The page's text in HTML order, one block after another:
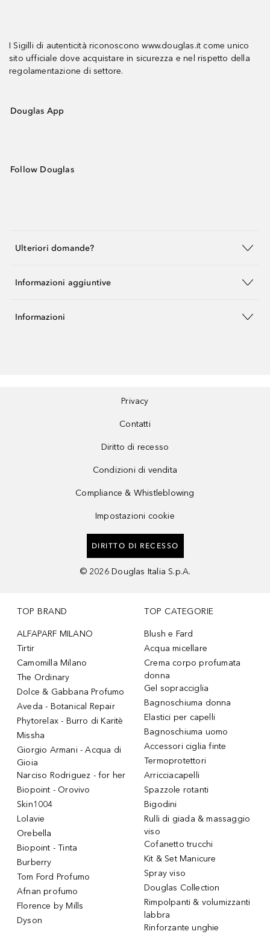
I Sigilli di autenticità riconoscono www.douglas.it come unico
sito ufficiale dove acquistare in sicurezza e nel rispetto della
regolamentazione di settore.
Douglas App
Follow Douglas
Ulteriori domande?
Informazioni aggiuntive
Informazioni
Privacy
Contatti
Diritto di recesso
Condizioni di vendita
Compliance & Whistleblowing
Impostazioni cookie
DIRITTO DI RECESSO
© 2026 Douglas Italia S.p.A.
TOP BRAND
ALFAPARF MILANO
Tirtir
Camomilla Milano
The Ordinary
Dolce & Gabbana Profumo
Aveda - Botanical Repair
Phytorelax - Burro di Karitè
Missha
Giorgio Armani - Acqua di
Gioia
Narciso Rodriguez - for her
Biopoint - Orovivo
Skin1004
Lolavie
Orebella
Biopoint - Tinta
Burberry
Tom Ford Profumo
Afnan profumo
Florence by Mills
Dyson
TOP CATEGORIE
Blush e Fard
Acqua micellare
Crema corpo profumata
donna
Gel sopracciglia
Bagnoschiuma donna
Elastici per capelli
Bagnoschiuma uomo
Accessori ciglia finte
Termoprotettori
Arricciacapelli
Spazzole rotanti
Bigodini
Rulli di giada & massaggio
viso
Cofanetto trucchi
Kit & Set Manicure
Spray viso
Douglas Collection
Rimpolpanti & volumizzanti
labbra
Rinforzante unghie